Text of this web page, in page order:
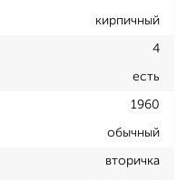
кирпичный
4
есть
1960
обычный
вторичка